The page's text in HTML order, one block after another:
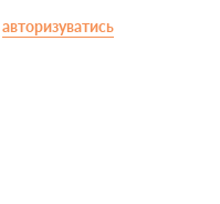
авторизуватись